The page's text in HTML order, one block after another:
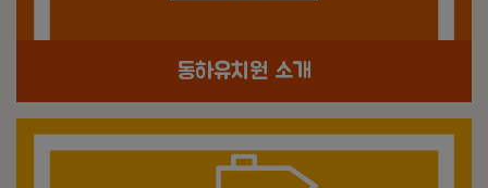
동하유치원 소개